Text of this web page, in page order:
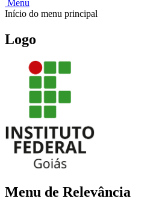
Menu
Início do menu principal
Logo
Menu de Relevância